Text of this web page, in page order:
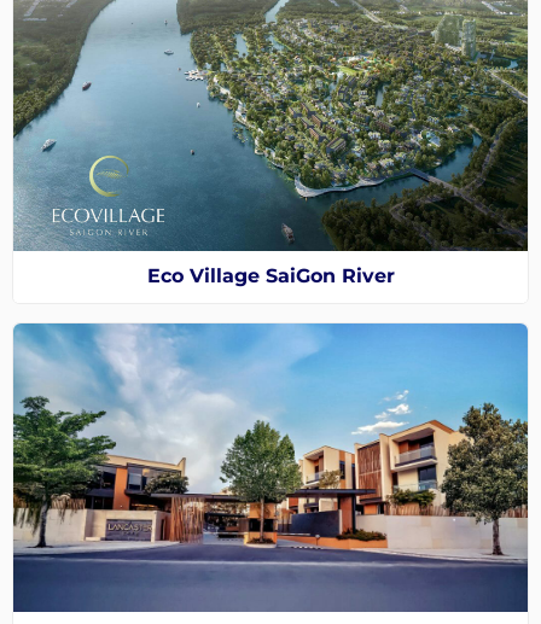
Eco Village SaiGon River